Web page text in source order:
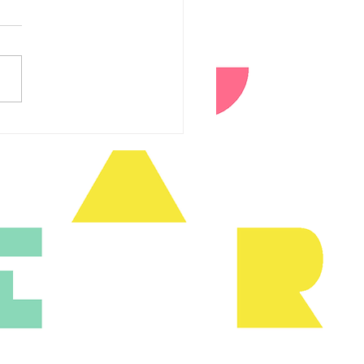
com Acesso
à sua Galeria de